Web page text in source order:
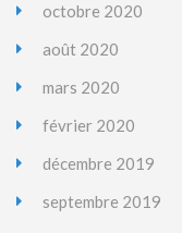
octobre 2020
août 2020
mars 2020
février 2020
décembre 2019
septembre 2019